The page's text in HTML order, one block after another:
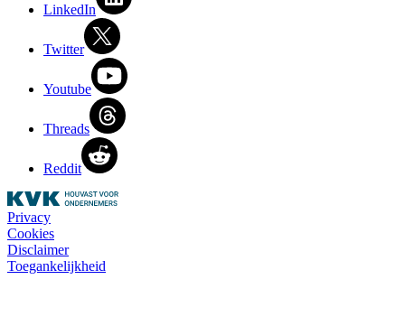
LinkedIn
Twitter
Youtube
Threads
Reddit
Privacy
Cookies
Disclaimer
Toegankelijkheid